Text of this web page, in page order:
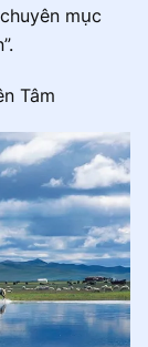
mục
Tâm